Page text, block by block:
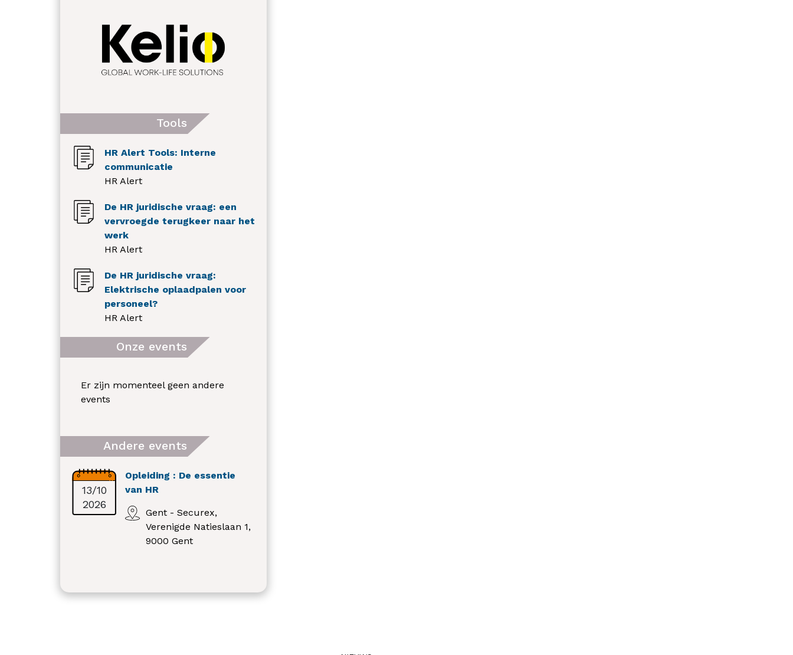
Tools
HR Alert Tools: Interne
communicatie
HR Alert
De HR juridische vraag: een
vervroegde terugkeer naar het
werk
HR Alert
De HR juridische vraag:
Elektrische oplaadpalen voor
personeel?
HR Alert
Onze events
Er zijn momenteel geen andere
events
Andere events
13/10
2026
Opleiding : De essentie
van HR
Gent - Securex,
Verenigde Natieslaan 1,
9000 Gent